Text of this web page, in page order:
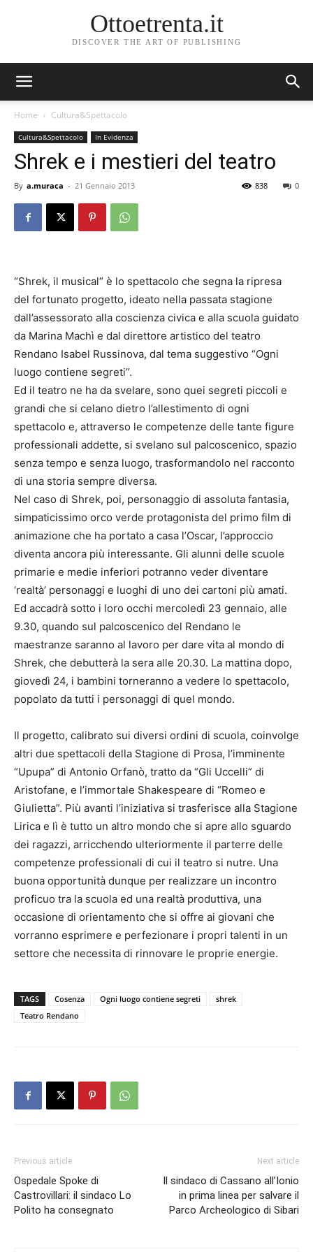
Ottoetrenta.it
DISCOVER THE ART OF PUBLISHING
Home Cultura&Spettacolo
Cultura&Spettacolo In Evidenza
Shrek e i mestieri del teatro
By a.muraca - 21 Gennaio 2013 0
838
“Shrek, il musical” è lo spettacolo che segna la ripresa
del fortunato progetto, ideato nella passata stagione
dall’assessorato alla coscienza civica e alla scuola guidato
da Marina Machì e dal direttore artistico del teatro
Rendano Isabel Russinova, dal tema suggestivo “Ogni
luogo contiene segreti”.
Ed il teatro ne ha da svelare, sono quei segreti piccoli e
grandi che si celano dietro l’allestimento di ogni
spettacolo e, attraverso le competenze delle tante figure
professionali addette, si svelano sul palcoscenico, spazio
senza tempo e senza luogo, trasformandolo nel racconto
di una storia sempre diversa.
Nel caso di Shrek, poi, personaggio di assoluta fantasia,
simpaticissimo orco verde protagonista del primo film di
animazione che ha portato a casa l’Oscar, l’approccio
diventa ancora più interessante. Gli alunni delle scuole
primarie e medie inferiori potranno veder diventare
‘realtà’ personaggi e luoghi di uno dei cartoni più amati.
Ed accadrà sotto i loro occhi mercoledì 23 gennaio, alle
9.30, quando sul palcoscenico del Rendano le
maestranze saranno al lavoro per dare vita al mondo di
Shrek, che debutterà la sera alle 20.30. La mattina dopo,
giovedì 24, i bambini torneranno a vedere lo spettacolo,
popolato da tutti i personaggi di quel mondo.
Il progetto, calibrato sui diversi ordini di scuola, coinvolge
altri due spettacoli della Stagione di Prosa, l’imminente
“Upupa” di Antonio Orfanò, tratto da “Gli Uccelli” di
Aristofane, e l’immortale Shakespeare di “Romeo e
Giulietta”. Più avanti l’iniziativa si trasferisce alla Stagione
Lirica e lì è tutto un altro mondo che si apre allo sguardo
dei ragazzi, arricchendo ulteriormente il parterre delle
competenze professionali di cui il teatro si nutre. Una
buona opportunità dunque per realizzare un incontro
proficuo tra la scuola ed una realtà produttiva, una
occasione di orientamento che si offre ai giovani che
vorranno esprimere e perfezionare i propri talenti in un
settore che necessita di rinnovare le proprie energie.
TAGS Cosenza Ogni luogo contiene segreti
shrek
Teatro Rendano
Previous article
Ospedale Spoke di
Castrovillari: il sindaco Lo
Polito ha consegnato
Next article
Il sindaco di Cassano all’Ionio
in prima linea per salvare il
Parco Archeologico di Sibari